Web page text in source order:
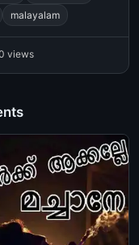
malayalam
views